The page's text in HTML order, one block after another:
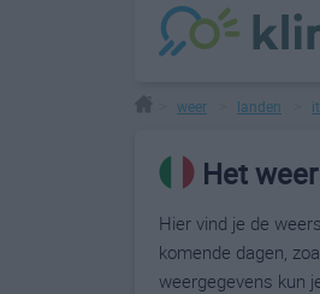
weer landen
Het
Hier vind je de
komende dagen,
weergegevens kun